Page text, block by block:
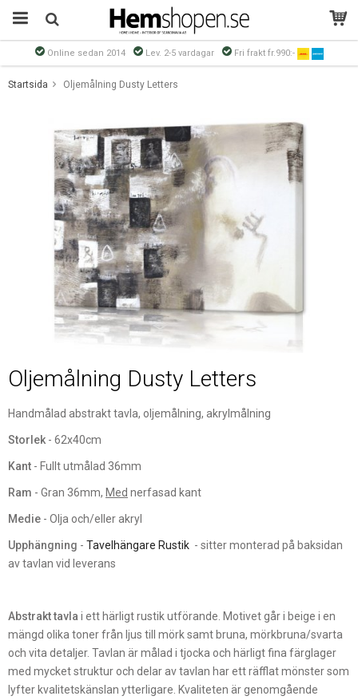
Online sedan 2014 Lev. 2-5 vardagar Fri frakt fr.990:-
Startsida Oljemålning Dusty Letters
Oljemålning Dusty Letters
Handmålad abstrakt tavla, oljemålning, akrylmålning
Storlek - 62x40cm
Kant - Fullt utmålad 36mm
Ram - Gran 36mm, Med nerfasad kant
Medie - Olja och/eller akryl
Upphängning - Tavelhängare Rustik - sitter monterad på baksidan
av tavlan vid leverans
Abstrakt tavla i ett härligt rustik utförande. Motivet går i beige i en
mängd olika toner från ljus till mörk samt bruna, mörkbruna/svarta
och vita detaljer. Tavlan är målad i tjocka och härligt fina färglager
med mycket struktur och delar av tavlan har ett räfflat mönster som
lyfter kvalitetskänslan ytterligare. Kvaliteten är genomgående